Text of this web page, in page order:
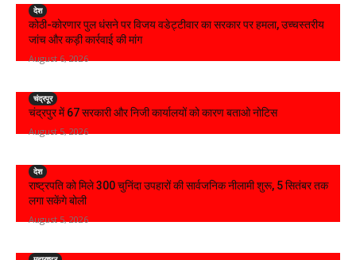
देश
कोठी-कोरणार पुल धंसने पर विजय वडेट्टीवार का सरकार पर हमला, उच्चस्तरीय
जांच और कड़ी कार्रवाई की मांग
August 6, 2026
चंद्रपूर
चंद्रपुर में 67 सरकारी और निजी कार्यालयों को कारण बताओ नोटिस
August 5, 2026
देश
राष्ट्रपति को मिले 300 चुनिंदा उपहारों की सार्वजनिक नीलामी शुरू, 5 सितंबर तक
लगा सकेंगे बोली
August 5, 2026